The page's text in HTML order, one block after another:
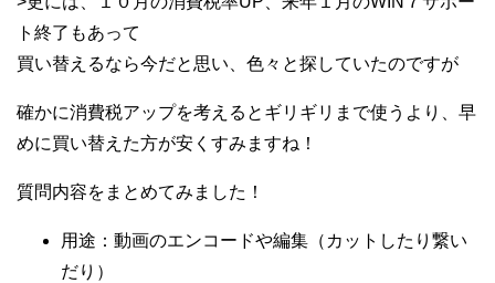
ト終了もあって
買い替えるなら今だと思い、色々と探していたのですが
確かに消費税アップを考えるとギリギリまで使うより、早
めに買い替えた方が安くすみますね！
質問内容をまとめてみました！
用途：動画のエンコードや編集（カットしたり繋い
だり）